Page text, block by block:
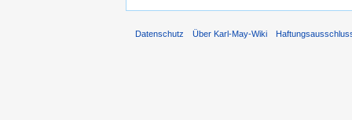
Datenschutz Über Karl-May-Wiki